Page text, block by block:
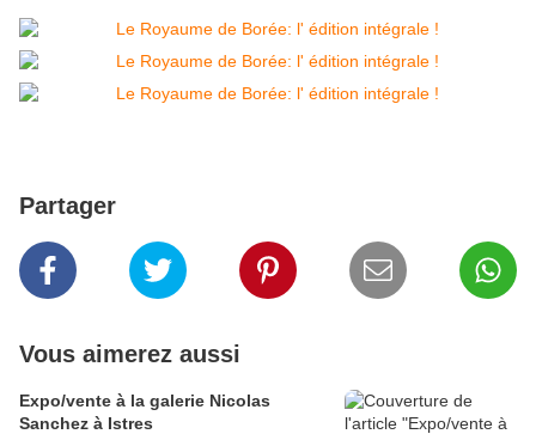
Partager
Vous aimerez aussi
Expo/vente à la galerie Nicolas
Sanchez à Istres